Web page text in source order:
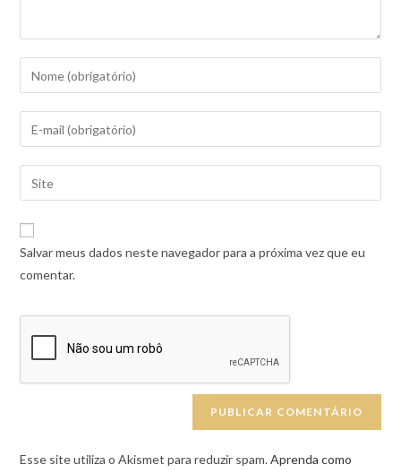
Salvar meus dados neste navegador para a próxima vez que eu
comentar.
Esse site utiliza o Akismet para reduzir spam.Aprenda como